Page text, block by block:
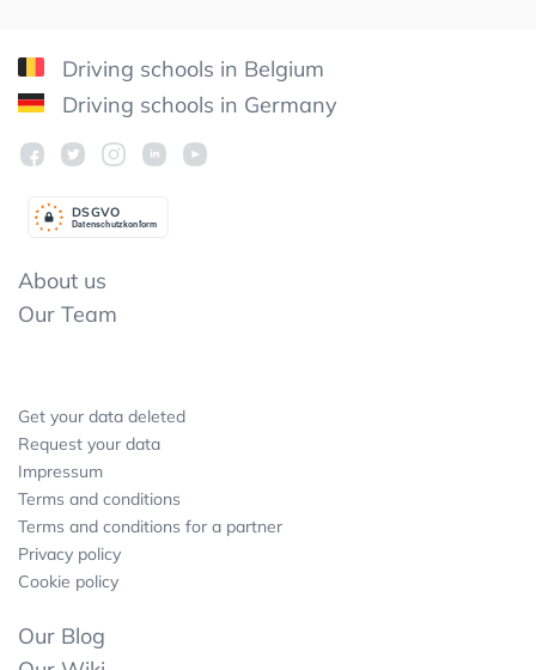
Driving schools in Belgium
Driving schools in Germany
Datenschutzkonform
DSGVO
About us
Our Team
Get your data deleted
Request your data
Impressum
Terms and conditions
Terms and conditions for a partner
Privacy policy
Cookie policy
Our Blog